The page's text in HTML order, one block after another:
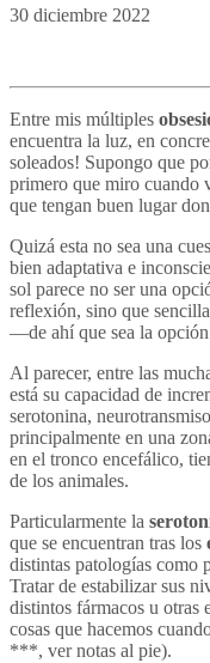
30 diciembre 2022
Entre mis múltiples
encuentra la luz, en
soleados! Supongo que
primero que miro
que tengan buen lugar
Quizá esta no sea una
bien adaptativa e
sol parece no ser una
reflexión, sino que
—de ahí que sea la
Al parecer, entre las
está su capacidad de
serotonina,
principalmente en una
en el tronco encefálico,
de los animales.
Particularmente la
que se encuentran tras los
distintas patologías como
Tratar de estabilizar sus
distintos fármacos u otras
cosas que hacemos
***, ver notas al pie).